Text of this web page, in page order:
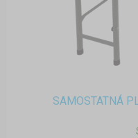
SAMOSTATNÁ